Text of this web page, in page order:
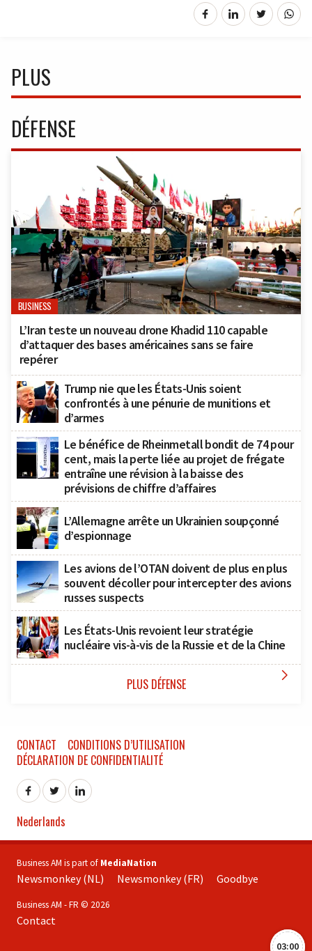
PLUS
DÉFENSE
BUSINESS
L’Iran teste un nouveau drone Khadid 110 capable
d’attaquer des bases américaines sans se faire
repérer
Trump nie que les États-Unis soient
confrontés à une pénurie de munitions et
d’armes
Le bénéfice de Rheinmetall bondit de 74 pour
cent, mais la perte liée au projet de frégate
entraîne une révision à la baisse des
prévisions de chiffre d’affaires
L’Allemagne arrête un Ukrainien soupçonné
d’espionnage
Les avions de l’OTAN doivent de plus en plus
souvent décoller pour intercepter des avions
russes suspects
Les États-Unis revoient leur stratégie
nucléaire vis-à-vis de la Russie et de la Chine
PLUS DÉFENSE 
03:00
CONTACT
CONDITIONS D’UTILISATION
DÉCLARATION DE CONFIDENTIALITÉ
Nederlands
Business AM is part of MediaNation
Newsmonkey (NL) Newsmonkey (FR) Goodbye
Business AM - FR © 2026
Contact